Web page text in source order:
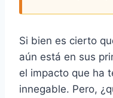
Si bien es cierto
aún está en sus
el impacto que ha
innegable. Pero,